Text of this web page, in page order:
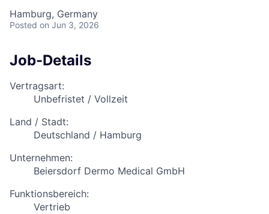
Hamburg, Germany
Posted on Jun 3, 2026
Job-Details
Vertragsart:
Unbefristet / Vollzeit
Land / Stadt:
Deutschland / Hamburg
Unternehmen:
Beiersdorf Dermo Medical GmbH
Funktionsbereich:
Vertrieb